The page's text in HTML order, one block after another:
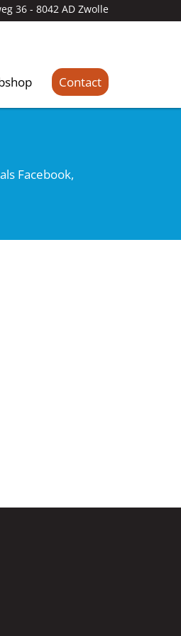
36 - 8042 AD Zwolle
Contact
Facebook,